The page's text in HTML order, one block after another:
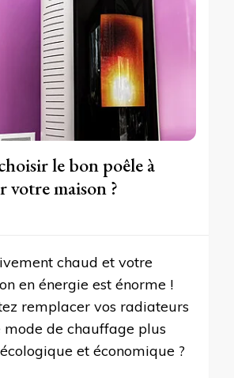
le bon poêle à
votre maison ?
chaud et votre
en énergie est énorme !
remplacer vos radiateurs
de chauffage plus
et économique ?